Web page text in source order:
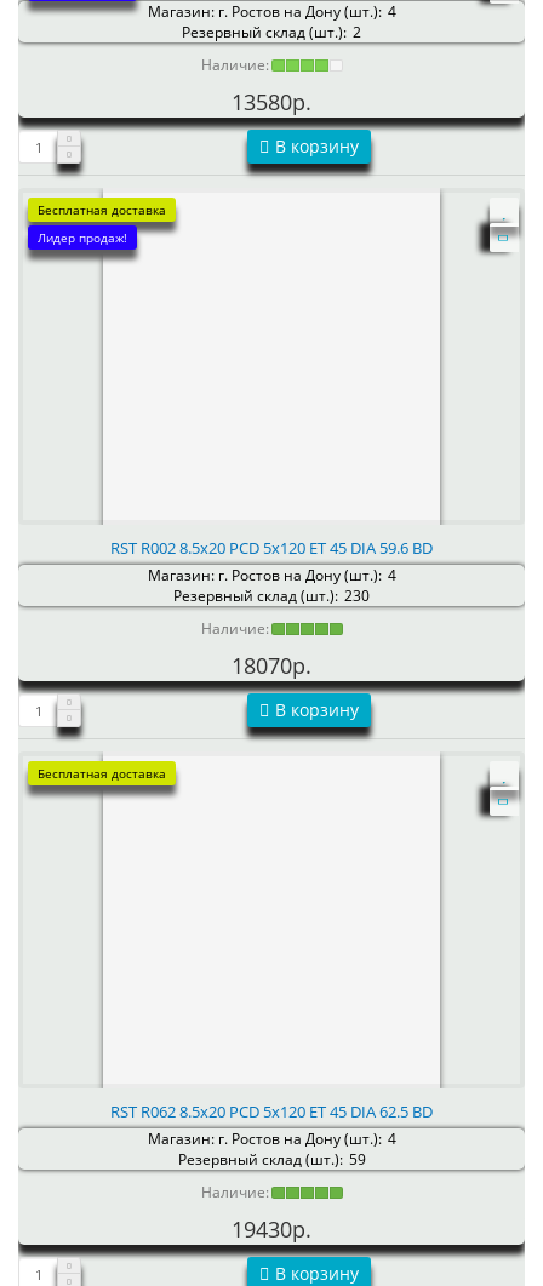
Магазин: г. Ростов на Дону (шт.): 4
Резервный склад (шт.): 2
Наличие:
13580р.
В корзину
Бесплатная доставка
Лидер продаж!
RST R002 8.5x20 PCD 5x120 ET 45 DIA 59.6 BD
Магазин: г. Ростов на Дону (шт.): 4
Резервный склад (шт.): 230
Наличие:
18070р.
В корзину
Бесплатная доставка
RST R062 8.5x20 PCD 5x120 ET 45 DIA 62.5 BD
Магазин: г. Ростов на Дону (шт.): 4
Резервный склад (шт.): 59
Наличие:
19430р.
В корзину